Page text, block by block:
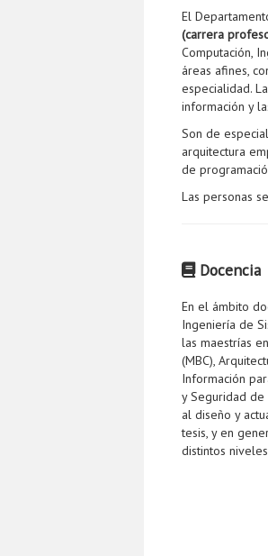
El
(carrera
Computación,
áreas afines,
especialidad.
información y
Son de
arquitectura
de
Las personas
Docencia
En el ámbito
Ingeniería de
las maestrías
(MBC),
Información
y Seguridad de
al diseño y
tesis, y en
distintos